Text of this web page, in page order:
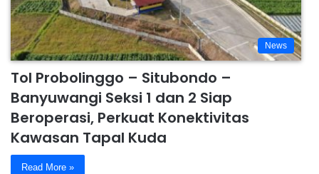
News
Tol Probolinggo – Situbondo –
Banyuwangi Seksi 1 dan 2 Siap
Beroperasi, Perkuat Konektivitas
Kawasan Tapal Kuda
Read More »